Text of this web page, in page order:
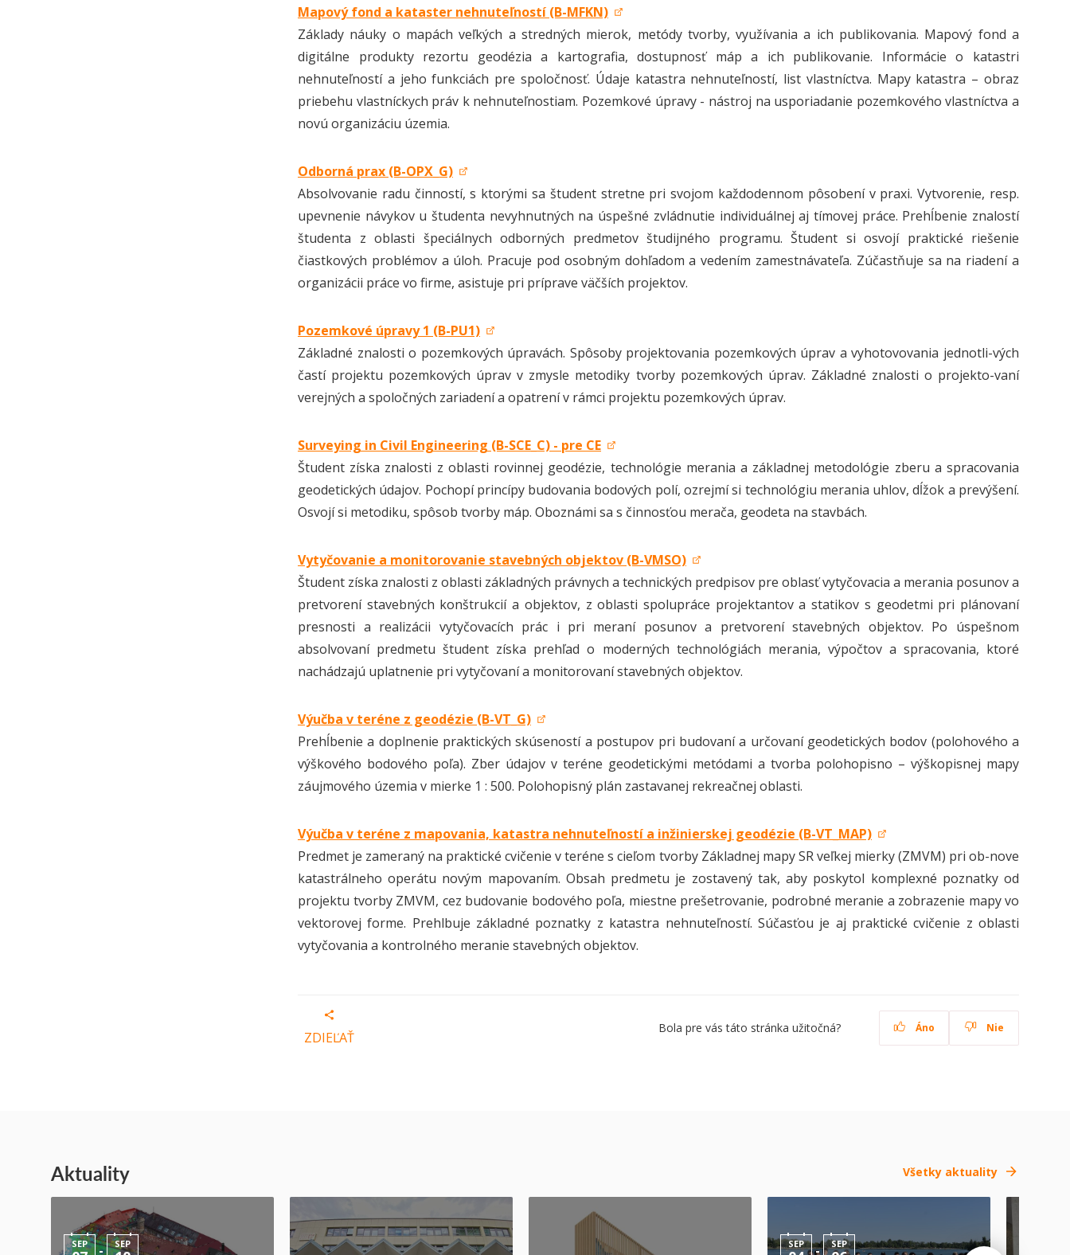
Mapový fond a kataster nehnuteľností (B-MFKN)
Základy náuky o mapách veľkých a stredných mierok, metódy tvorby, využívania a ich publikovania. Mapový fond a
digitálne produkty rezortu geodézia a kartografia, dostupnosť máp a ich publikovanie. Informácie o katastri
nehnuteľností a jeho funkciách pre spoločnosť. Údaje katastra nehnuteľností, list vlastníctva. Mapy katastra – obraz
priebehu vlastníckych práv k nehnuteľnostiam. Pozemkové úpravy - nástroj na usporiadanie pozemkového vlastníctva a
novú organizáciu územia.
Odborná prax (B-OPX_G)
Absolvovanie radu činností, s ktorými sa študent stretne pri svojom každodennom pôsobení v praxi. Vytvorenie, resp.
upevnenie návykov u študenta nevyhnutných na úspešné zvládnutie individuálnej aj tímovej práce. Prehĺbenie znalostí
študenta z oblasti špeciálnych odborných predmetov študijného programu. Študent si osvojí praktické riešenie
čiastkových problémov a úloh. Pracuje pod osobným dohľadom a vedením zamestnávateľa. Zúčastňuje sa na riadení a
organizácii práce vo firme, asistuje pri príprave väčších projektov.
Pozemkové úpravy 1 (B-PU1)
Základné znalosti o pozemkových úpravách. Spôsoby projektovania pozemkových úprav a vyhotovovania jednotli-vých
častí projektu pozemkových úprav v zmysle metodiky tvorby pozemkových úprav. Základné znalosti o projekto-vaní
verejných a spoločných zariadení a opatrení v rámci projektu pozemkových úprav.
Surveying in Civil Engineering (B-SCE_C) - pre CE
Študent získa znalosti z oblasti rovinnej geodézie, technológie merania a základnej metodológie zberu a spracovania
geodetických údajov. Pochopí princípy budovania bodových polí, ozrejmí si technológiu merania uhlov, dĺžok a prevýšení.
Osvojí si metodiku, spôsob tvorby máp. Oboznámi sa s činnosťou merača, geodeta na stavbách.
Vytyčovanie a monitorovanie stavebných objektov (B-VMSO)
Študent získa znalosti z oblasti základných právnych a technických predpisov pre oblasť vytyčovacia a merania posunov a
pretvorení stavebných konštrukcií a objektov, z oblasti spolupráce projektantov a statikov s geodetmi pri plánovaní
presnosti a realizácii vytyčovacích prác i pri meraní posunov a pretvorení stavebných objektov. Po úspešnom
absolvovaní predmetu študent získa prehľad o moderných technológiách merania, výpočtov a spracovania, ktoré
nachádzajú uplatnenie pri vytyčovaní a monitorovaní stavebných objektov.
Výučba v teréne z geodézie (B-VT_G)
Prehĺbenie a doplnenie praktických skúseností a postupov pri budovaní a určovaní geodetických bodov (polohového a
výškového bodového poľa). Zber údajov v teréne geodetickými metódami a tvorba polohopisno – výškopisnej mapy
záujmového územia v mierke 1 : 500. Polohopisný plán zastavanej rekreačnej oblasti.
Výučba v teréne z mapovania, katastra nehnuteľností a inžinierskej geodézie (B-VT_MAP)
Predmet je zameraný na praktické cvičenie v teréne s cieľom tvorby Základnej mapy SR veľkej mierky (ZMVM) pri ob-nove
katastrálneho operátu novým mapovaním. Obsah predmetu je zostavený tak, aby poskytol komplexné poznatky od
projektu tvorby ZMVM, cez budovanie bodového poľa, miestne prešetrovanie, podrobné meranie a zobrazenie mapy vo
vektorovej forme. Prehlbuje základné poznatky z katastra nehnuteľností. Súčasťou je aj praktické cvičenie z oblasti
vytyčovania a kontrolného meranie stavebných objektov.
ZDIEĽAŤ
Bola pre vás táto stránka užitočná? Áno Nie
Aktuality Všetky aktuality
SEP - SEP SEP - SEP